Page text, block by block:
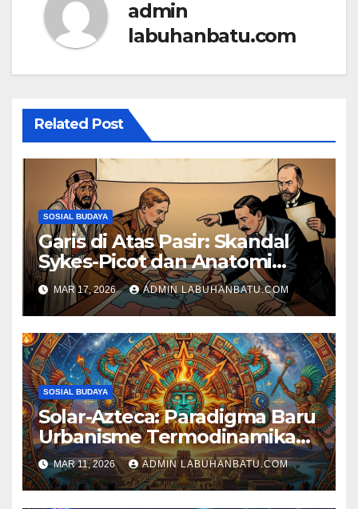
admin
labuhanbatu.com
Related Post
SOSIAL BUDAYA
Garis di Atas Pasir: Skandal
Sykes-Picot dan Anatomi
Pengkhianatan Diplomatik
Terbesar di Timur Tengah
MAR 17, 2026 ADMIN LABUHANBATU.COM
SOSIAL BUDAYA
Solar-Azteca: Paradigma Baru
Urbanisme Termodinamika
dan Restorasi Memori
Mesoamerika
MAR 11, 2026 ADMIN LABUHANBATU.COM